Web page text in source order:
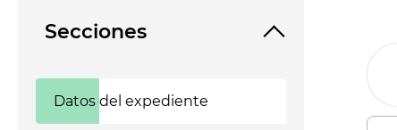
Secciones
Datos del expediente